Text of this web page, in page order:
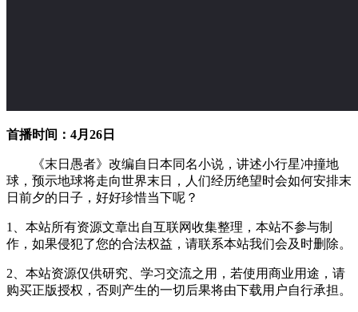
首播时间：4月26日
《末日愚者》改编自日本同名小说，讲述小行星冲撞地
球，预示地球将走向世界末日，人们经历绝望时会如何安排末
日前夕的日子，好好珍惜当下呢？
1、本站所有资源文章出自互联网收集整理，本站不参与制
作，如果侵犯了您的合法权益，请联系本站我们会及时删除。
2、本站资源仅供研究、学习交流之用，若使用商业用途，请
购买正版授权，否则产生的一切后果将由下载用户自行承担。